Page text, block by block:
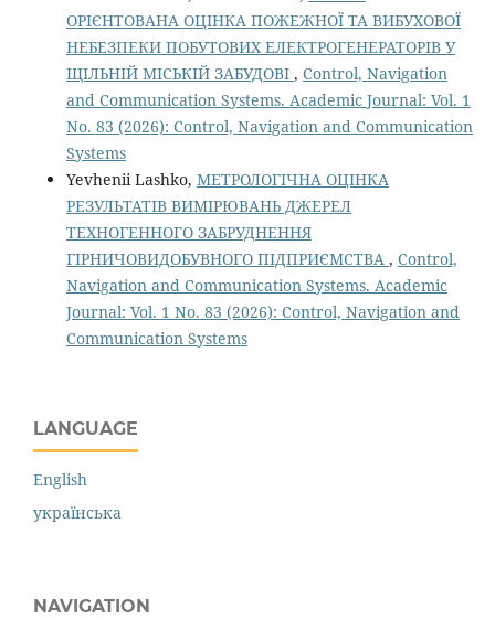
ОРІЄНТОВАНА ОЦІНКА ПОЖЕЖНОЇ ТА ВИБУХОВОЇ
НЕБЕЗПЕКИ ПОБУТОВИХ ЕЛЕКТРОГЕНЕРАТОРІВ У
ЩІЛЬНІЙ МІСЬКІЙ ЗАБУДОВІ , Control, Navigation
and Communication Systems. Academic Journal: Vol. 1
No. 83 (2026): Control, Navigation and Communication
Systems
Yevhenii Lashko, МЕТРОЛОГІЧНА ОЦІНКА
РЕЗУЛЬТАТІВ ВИМІРЮВАНЬ ДЖЕРЕЛ
ТЕХНОГЕННОГО ЗАБРУДНЕННЯ
ГІРНИЧОВИДОБУВНОГО ПІДПРИЄМСТВА , Control,
Navigation and Communication Systems. Academic
Journal: Vol. 1 No. 83 (2026): Control, Navigation and
Communication Systems
LANGUAGE
English
українська
NAVIGATION